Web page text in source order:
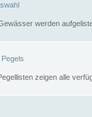
werden
zeigen alle